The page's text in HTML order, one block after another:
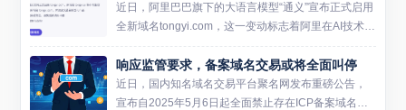
近日，阿里巴巴旗下的大语言模型“通义”宣布正式启用
全新域名tongyi.com，这一变动标志着阿里在AI技术领
域的又一重要进展。此次域名的更新不仅是品牌标识
的一次刷新，更伴随着一系列产品功能的优化和提
升，...
响应监管要求，备案域名交易或将全面叫停
近日，国内知名域名交易平台聚名网发布重磅公告，
宣布自2025年5月6日起全面禁止存在ICP备案域名的